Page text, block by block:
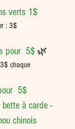
verts 1$
: 3$
pour  5$ 🌿
chaque
5$
bette à carde -
chinois